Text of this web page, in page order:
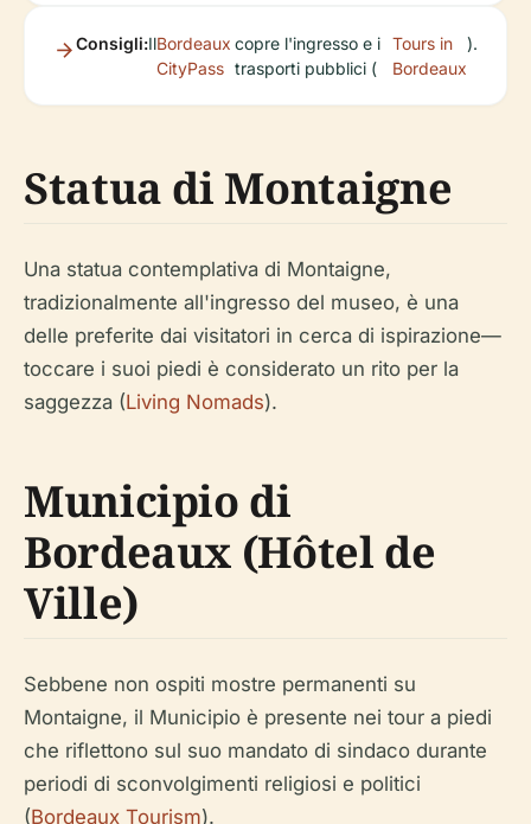
Consigli:IlBordeaux
CityPass
copre l'ingresso e i
trasporti pubblici (
Tours in
Bordeaux
).
Statua di Montaigne
Una statua contemplativa di Montaigne,
tradizionalmente all'ingresso del museo, è una
delle preferite dai visitatori in cerca di ispirazione—
toccare i suoi piedi è considerato un rito per la
saggezza (Living Nomads).
Municipio di
Bordeaux (Hôtel de
Ville)
Sebbene non ospiti mostre permanenti su
Montaigne, il Municipio è presente nei tour a piedi
che riflettono sul suo mandato di sindaco durante
periodi di sconvolgimenti religiosi e politici
(Bordeaux Tourism).